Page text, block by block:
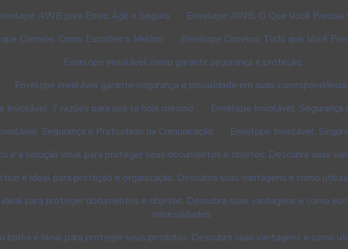
AWB para Envio Ágil e Seguro
Envelope AWB: O Que Você Precisa
Correios: Como Escolher o Melhor
Envelope Correios: Tudo que Você
Envelope inviolável como garantir segurança e proteção
Envelope inviolável garante segurança e privacidade em suas
inviolável: 7 razões para usá-lo hoje mesmo
Envelope Inviolável: Segurança
Segurança e Praticidade na Comunicação
Envelope Inviolável:
é a solução ideal para proteger seus documentos e objetos. Descubra suas
é ideal para proteção e organização. Descubra suas vantagens e como
para proteger documentos e objetos. Descubra suas vantagens e como
necessidades.
bolha é ideal para proteger seus produtos. Descubra suas vantagens e como